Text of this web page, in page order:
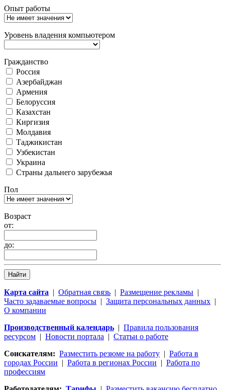
Опыт работы
Уровень владения компьютером
Гражданство
Россия
Азербайджан
Армения
Белоруссия
Казахстан
Киргизия
Молдавия
Таджикистан
Узбекистан
Украина
Страны дальнего зарубежья
Пол
Возраст
от:
до:
Найти
Карта сайта | Обратная связь | Размещение рекламы |
Часто задаваемые вопросы | Защита персональных данных |
О компании
Производственный календарь | Правила пользования
ресурсом | Новости портала | Статьи о работе
Соискателям: Разместить резюме на работу | Работа в
городах России | Работа в регионах России | Работа по
профессиям